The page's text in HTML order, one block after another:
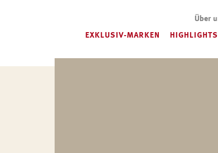
Über
EXKLUSIV-MARKEN HIGHLIGHTS